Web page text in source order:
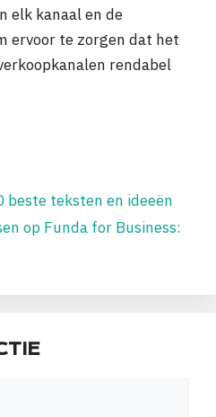
elk kanaal en de
ervoor te zorgen dat het
rendabel
beste teksten en ideeën
op Funda for Business: